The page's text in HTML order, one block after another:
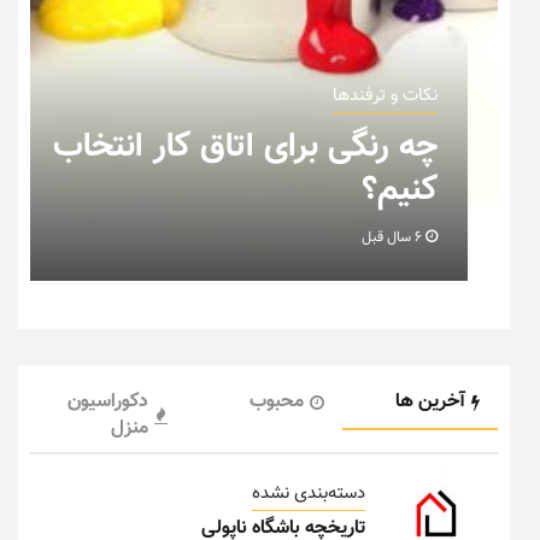
نکات و ترفندها
نکاتی که باید به هنگام چیدمان
خانه عروس بدانیم + تصویر
آخرین ها محبوب
دکوراسیون
منزل
دسته‌بندی نشده
تاریخچه باشگاه ناپولی